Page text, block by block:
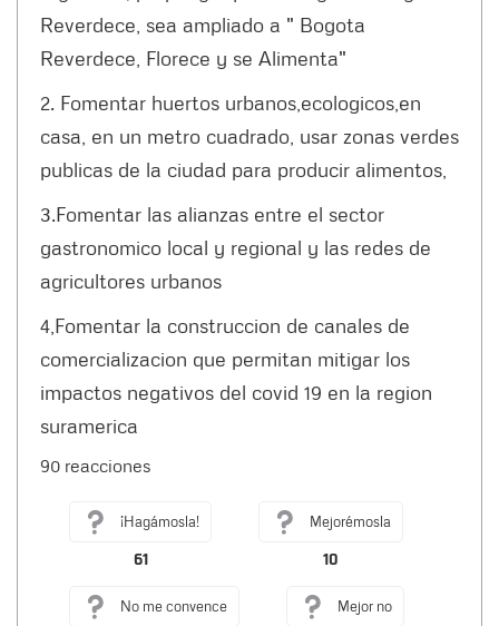
Reverdece, sea ampliado a " Bogota
Reverdece, Florece y se Alimenta"
2. Fomentar huertos urbanos,ecologicos,en
casa, en un metro cuadrado, usar zonas verdes
publicas de la ciudad para producir alimentos,
3.Fomentar las alianzas entre el sector
gastronomico local y regional y las redes de
agricultores urbanos
4,Fomentar la construccion de canales de
comercializacion que permitan mitigar los
impactos negativos del covid 19 en la region
suramerica
90 reacciones
¡Hagámosla!
61
Mejorémosla
10
No me convence Mejor no